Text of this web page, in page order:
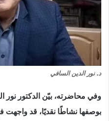
د. نور الدين السافي
وفي محاضرته، بيّن الدكتور نور
بوصفها نشاطًا نقديًا، قد واجهت